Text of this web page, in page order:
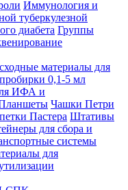
Иммунология и
туберкулезной
диабета Группы
материалы для
0,1-5 мл
ИФА и
Чашки Петри
Пастера Штативы
для сбора и
системы
для